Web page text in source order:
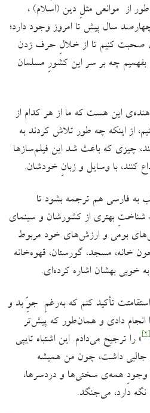
از موانعی مثلِ دین (اسلام) ،
سال پیش تا امروز وجود دارد؛
صحبت کنیم تا از خلالِ حرف زدن
بفهمیم چه بر سر این کشورِ مسلمان
این هست که ما از هر کدام از
از اینکه چه طور تلاش کردند به
چیزی که باعث شد این فیلم‌سازها
کنند، با وسایل و زبانِ خودشان.
به فارسی هم ترجمه بشود تا
شناختِ بهتری از کشورشان و سینمای
بومی و ارزش‌های خود مربوط
خانه، مسجد، گورستان، قهوه‌خانه
خوبی بهشان اشاره کرده‌ای.
تأکید کنم که به‌رغمِ جوِّ بد و
انجام دادی و همان‌طور که پیش‌تر
[۲]
» را ترجیح می‌دادم. این اشتباه تایپی
داشت، چون من همیشه
وجودِ همه‌ی سختی‌ها و دردسرها،
دارد، می‌جنگد.